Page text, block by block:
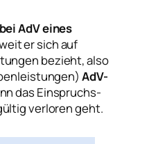
AdV eines
er sich auf
bezieht, also
AdV-
das Einspruchs-
verloren geht.